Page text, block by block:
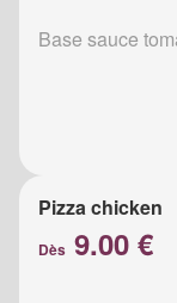
Base sauce
Pizza chicken
Dès 9.00 €